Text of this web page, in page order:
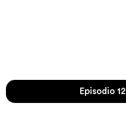
Episodio